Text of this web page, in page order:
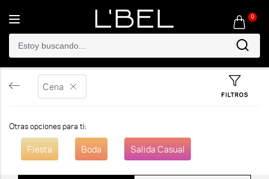
0
Cena
Otras opciones para ti:
Fiesta Boda Salida Casual